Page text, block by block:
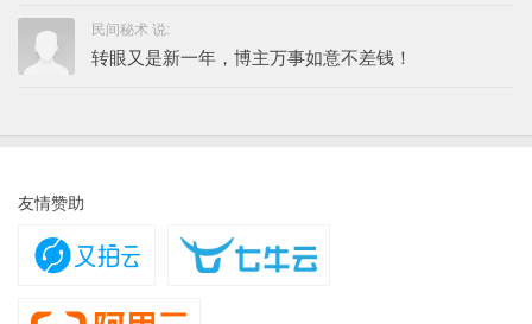
民间秘术 说:
转眼又是新一年，博主万事如意不差钱！
友情赞助